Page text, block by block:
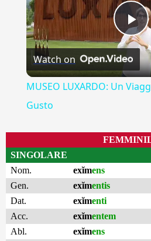
Watch on
MUSEO LUXARDO: Un
Gusto
SINGOLARE
Nom.
exĭmens
Gen.
exĭmentis
Dat.
exĭmenti
Acc.
exĭmentem
Abl.
exĭmens